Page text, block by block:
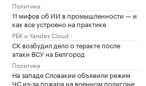
Политика
11 мифов об ИИ в промышленности — и
как все устроено на практике
РБК и Yandex Cloud
СК возбудил дело о теракте после
атаки ВСУ на Белгород
Политика
На западе Словакии объявили режим
ЧС из-за пожара на военном полигоне